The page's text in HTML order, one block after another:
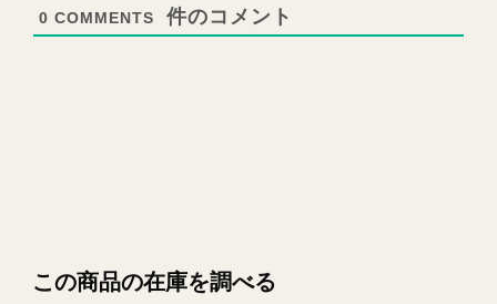
この商品の在庫を調べる
0 COMMENTS